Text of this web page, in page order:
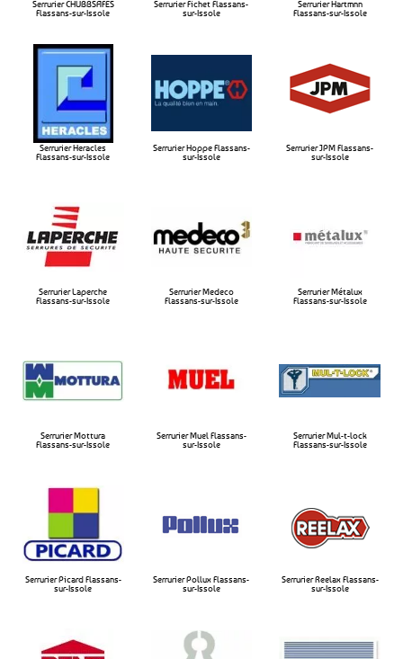
Serrurier CHUBBSAFES
Flassans-sur-Issole​
Serrurier Fichet Flassans-
sur-Issole​
Serrurier Hartmnn
Flassans-sur-Issole​
Serrurier Heracles
Flassans-sur-Issole​
Serrurier Hoppe Flassans-
sur-Issole​
Serrurier JPM Flassans-
sur-Issole​
Serrurier Laperche
Flassans-sur-Issole​
Serrurier Medeco
Flassans-sur-Issole​
Serrurier Métalux
Flassans-sur-Issole​
Serrurier Mottura
Flassans-sur-Issole​
Serrurier Muel Flassans-
sur-Issole​
Serrurier Mul-t-lock
Flassans-sur-Issole​
Serrurier Picard Flassans-
sur-Issole
Serrurier Pollux Flassans-
sur-Issole​
Serrurier Reelax Flassans-
sur-Issole​